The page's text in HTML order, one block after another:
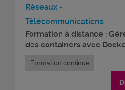
Réseaux -
Télécommunications
Formation à distance :
des containers avec
Formation continue